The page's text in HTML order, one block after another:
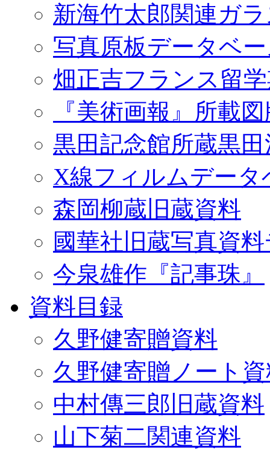
新海竹太郎関連ガ
写真原板データベ
畑正吉フランス留
『美術画報』所載
黒田記念館所蔵黒
X線フィルムデータ
森岡柳蔵旧蔵資料
國華社旧蔵写真資
今泉雄作『記事珠』
資料目録
久野健寄贈資料
久野健寄贈ノート
中村傳三郎旧蔵資料
山下菊二関連資料